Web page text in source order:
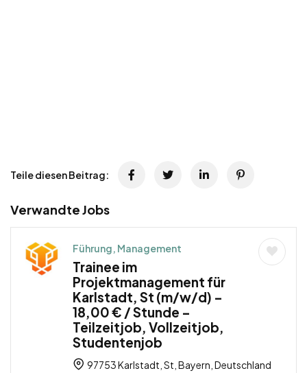
Teile diesen Beitrag:
Verwandte Jobs
Führung, Management
Trainee im
Projektmanagement für
Karlstadt, St (m/w/d) –
18,00 € / Stunde –
Teilzeitjob, Vollzeitjob,
Studentenjob
97753 Karlstadt, St, Bayern, Deutschland